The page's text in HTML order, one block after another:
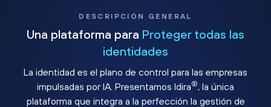
DESCRIPCIÓN GENERAL
Una plataforma para Proteger todas las
identidades
La identidad es el plano de control para las empresas
impulsadas por IA. Presentamos Idira®, la única
plataforma que integra a la perfección la gestión de